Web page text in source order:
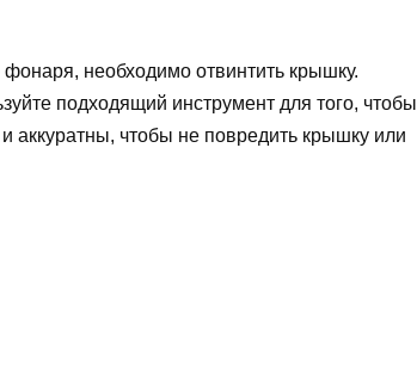
необходимо отвинтить крышку.
подходящий инструмент для того, чтобы
аккуратны, чтобы не повредить крышку или